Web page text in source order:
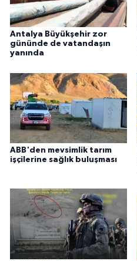
Antalya Büyükşehir zor
gününde de vatandaşın
yanında
ABB'den mevsimlik tarım
işçilerine sağlık buluşması